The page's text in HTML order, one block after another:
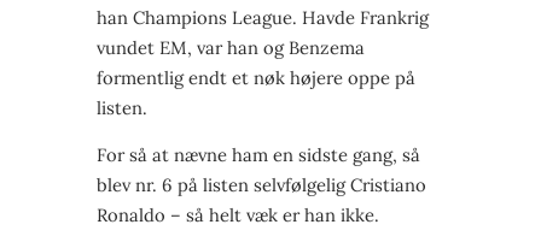
han Champions League. Havde Frankrig
vundet EM, var han og Benzema
formentlig endt et nøk højere oppe på
listen.
For så at nævne ham en sidste gang, så
blev nr. 6 på listen selvfølgelig Cristiano
Ronaldo – så helt væk er han ikke.